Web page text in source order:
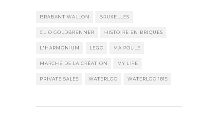
BRABANT WALLON BRUXELLES
CLIO GOLDBRENNER HISTOIRE EN BRIQUES
L'HARMONIUM LEGO MA POULE
MARCHÉ DE LA CRÉATION MY LIFE
PRIVATE SALES WATERLOO WATERLOO 1815